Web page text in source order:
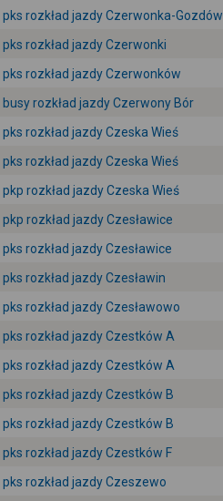
pks rozkład jazdy Czerwonka-Gozdów
pks rozkład jazdy Czerwonki
pks rozkład jazdy Czerwonków
busy rozkład jazdy Czerwony Bór
pks rozkład jazdy Czeska Wieś
pks rozkład jazdy Czeska Wieś
pkp rozkład jazdy Czeska Wieś
pkp rozkład jazdy Czesławice
pks rozkład jazdy Czesławice
pks rozkład jazdy Czesławin
pks rozkład jazdy Czesławowo
pks rozkład jazdy Czestków A
pks rozkład jazdy Czestków A
pks rozkład jazdy Czestków B
pks rozkład jazdy Czestków B
pks rozkład jazdy Czestków F
pks rozkład jazdy Czeszewo